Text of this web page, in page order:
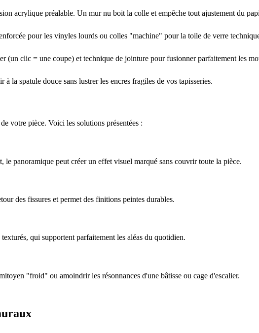
acrylique préalable. Un mur nu boit la colle et empêche tout ajustement du
pour les vinyles lourds ou colles "machine" pour la toile de verre
(un clic = une coupe) et technique de jointure pour fusionner parfaitement les
à la spatule douce sans lustrer les encres fragiles de vos tapisseries.
votre pièce. Voici les solutions présentées :
le panoramique peut créer un effet visuel marqué sans couvrir toute la pièce.
des fissures et permet des finitions peintes durables.
qui supportent parfaitement les aléas du quotidien.
"froid" ou amoindrir les résonnances d'une bâtisse ou cage d'escalier.